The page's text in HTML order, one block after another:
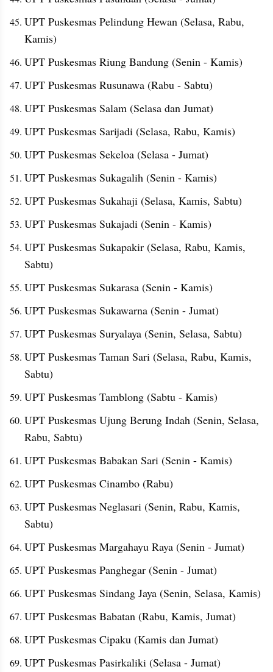
UPT Puskesmas Pelindung Hewan (Selasa, Rabu,
Kamis)
UPT Puskesmas Riung Bandung (Senin - Kamis)
UPT Puskesmas Rusunawa (Rabu - Sabtu)
UPT Puskesmas Salam (Selasa dan Jumat)
UPT Puskesmas Sarijadi (Selasa, Rabu, Kamis)
UPT Puskesmas Sekeloa (Selasa - Jumat)
UPT Puskesmas Sukagalih (Senin - Kamis)
UPT Puskesmas Sukahaji (Selasa, Kamis, Sabtu)
UPT Puskesmas Sukajadi (Senin - Kamis)
UPT Puskesmas Sukapakir (Selasa, Rabu, Kamis,
Sabtu)
UPT Puskesmas Sukarasa (Senin - Kamis)
UPT Puskesmas Sukawarna (Senin - Jumat)
UPT Puskesmas Suryalaya (Senin, Selasa, Sabtu)
UPT Puskesmas Taman Sari (Selasa, Rabu, Kamis,
Sabtu)
UPT Puskesmas Tamblong (Sabtu - Kamis)
UPT Puskesmas Ujung Berung Indah (Senin, Selasa,
Rabu, Sabtu)
UPT Puskesmas Babakan Sari (Senin - Kamis)
UPT Puskesmas Cinambo (Rabu)
UPT Puskesmas Neglasari (Senin, Rabu, Kamis,
Sabtu)
UPT Puskesmas Margahayu Raya (Senin - Jumat)
UPT Puskesmas Panghegar (Senin - Jumat)
UPT Puskesmas Sindang Jaya (Senin, Selasa, Kamis)
UPT Puskesmas Babatan (Rabu, Kamis, Jumat)
UPT Puskesmas Cipaku (Kamis dan Jumat)
UPT Puskesmas Pasirkaliki (Selasa - Jumat)